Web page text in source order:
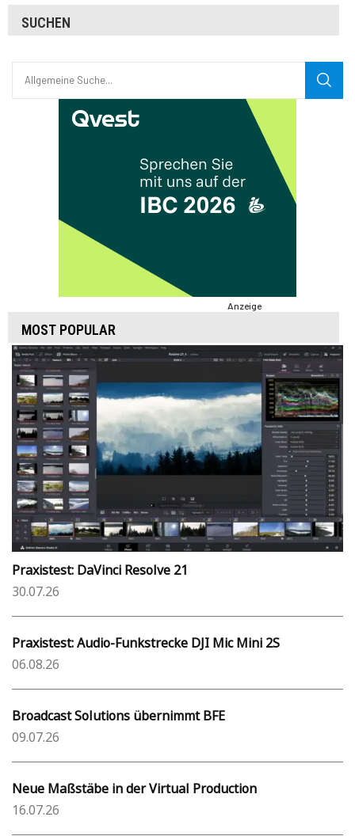
SUCHEN
Anzeige
MOST POPULAR
Praxistest: DaVinci Resolve 21
30.07.26
Praxistest: Audio-Funkstrecke DJI Mic Mini 2S
06.08.26
Broadcast Solutions übernimmt BFE
09.07.26
Neue Maßstäbe in der Virtual Production
16.07.26